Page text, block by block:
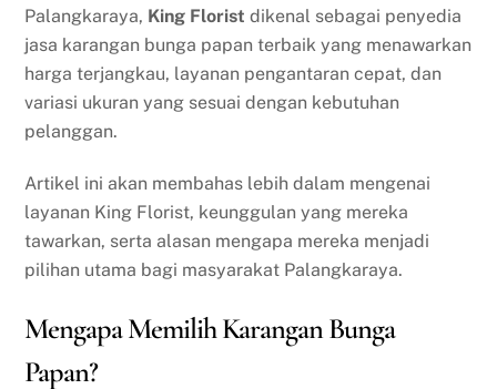
Palangkaraya, King Florist dikenal sebagai penyedia
jasa karangan bunga papan terbaik yang menawarkan
harga terjangkau, layanan pengantaran cepat, dan
variasi ukuran yang sesuai dengan kebutuhan
pelanggan.
Artikel ini akan membahas lebih dalam mengenai
layanan King Florist, keunggulan yang mereka
tawarkan, serta alasan mengapa mereka menjadi
pilihan utama bagi masyarakat Palangkaraya.
Mengapa Memilih Karangan Bunga
Papan?